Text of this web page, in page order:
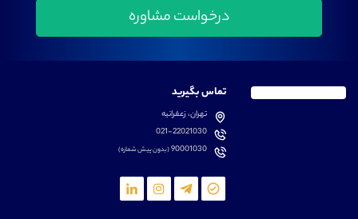
تماس بگیرید
تهران، زعفرانیه
021-22021030
90001030(بدون پیش شماره)